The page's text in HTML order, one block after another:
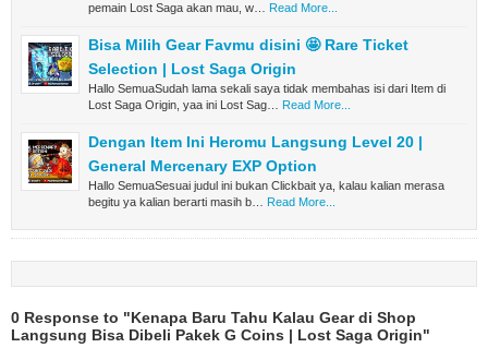
pemain Lost Saga akan mau, w…
Read More...
Bisa Milih Gear Favmu disini 🤩 Rare Ticket
Selection | Lost Saga Origin
Hallo SemuaSudah lama sekali saya tidak membahas isi dari Item di
Lost Saga Origin, yaa ini Lost Sag…
Read More...
Dengan Item Ini Heromu Langsung Level 20 |
General Mercenary EXP Option
Hallo SemuaSesuai judul ini bukan Clickbait ya, kalau kalian merasa
begitu ya kalian berarti masih b…
Read More...
0 Response to "Kenapa Baru Tahu Kalau Gear di Shop
Langsung Bisa Dibeli Pakek G Coins | Lost Saga Origin"